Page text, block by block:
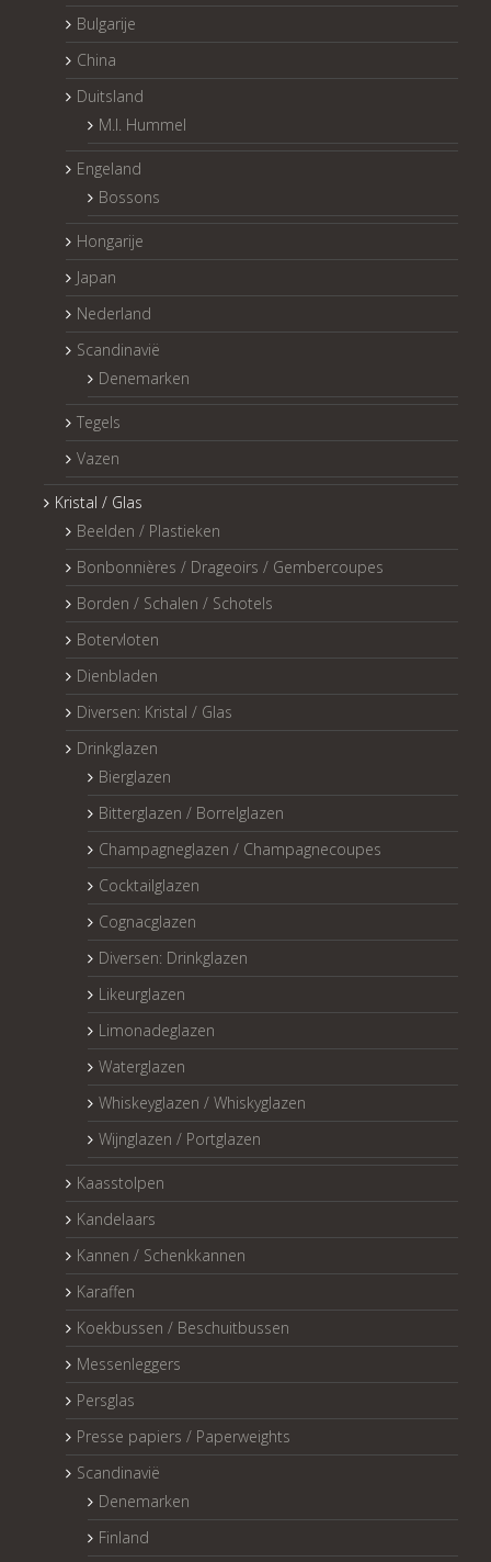
Bulgarije
China
Duitsland
M.I. Hummel
Engeland
Bossons
Hongarije
Japan
Nederland
Scandinavië
Denemarken
Tegels
Vazen
Kristal / Glas
Beelden / Plastieken
Bonbonnières / Drageoirs / Gembercoupes
Borden / Schalen / Schotels
Botervloten
Dienbladen
Diversen: Kristal / Glas
Drinkglazen
Bierglazen
Bitterglazen / Borrelglazen
Champagneglazen / Champagnecoupes
Cocktailglazen
Cognacglazen
Diversen: Drinkglazen
Likeurglazen
Limonadeglazen
Waterglazen
Whiskeyglazen / Whiskyglazen
Wijnglazen / Portglazen
Kaasstolpen
Kandelaars
Kannen / Schenkkannen
Karaffen
Koekbussen / Beschuitbussen
Messenleggers
Persglas
Presse papiers / Paperweights
Scandinavië
Denemarken
Finland